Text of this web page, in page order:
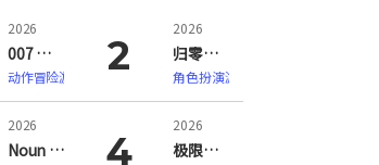
2026
007 初露锋芒（007 First Light）
动作冒险游戏
2026
归零巡礼：亡谍镇魂曲（ZERO PARADES: For Dead Spies）
角色扮演游戏
2026
Noun Town 语言学习（Noun Town Language Learning）
2026
极限竞速：地平线6（Forza Horizon 6）